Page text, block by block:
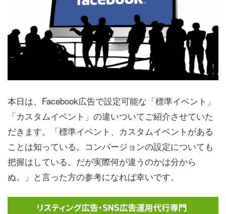
本日は、Facebook広告で設定可能な「標準イベント」
「カスタムイベント」の違いついてご紹介させていた
だきます。「標準イベント、カスタムイベントがある
ことは知っている。コンバージョンの設定についても
把握はしている。だが実際何が違うのかは分から
ぬ。」と言った方の参考になれば幸いです。